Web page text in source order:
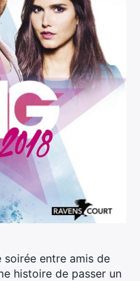
soirée entre amis de
histoire de passer un